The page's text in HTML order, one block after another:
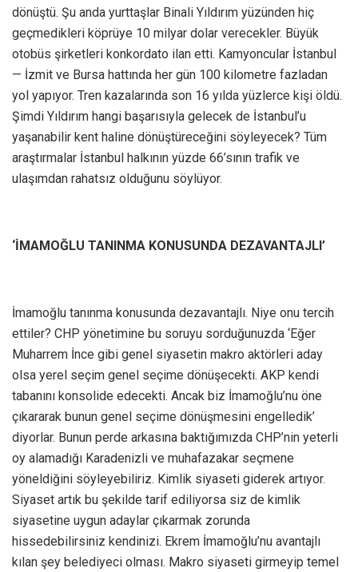
dönüştü. Şu anda yurttaşlar Binali Yıldırım yüzünden hiç
geçmedikleri köprüye 10 milyar dolar verecekler. Büyük
otobüs şirketleri konkordato ilan etti. Kamyoncular İstanbul
— İzmit ve Bursa hattında her gün 100 kilometre fazladan
yol yapıyor. Tren kazalarında son 16 yılda yüzlerce kişi öldü.
Şimdi Yıldırım hangi başarısıyla gelecek de İstanbul’u
yaşanabilir kent haline dönüştüreceğini söyleyecek? Tüm
araştırmalar İstanbul halkının yüzde 66’sının trafik ve
ulaşımdan rahatsız olduğunu söylüyor.
‘İMAMOĞLU TANINMA KONUSUNDA DEZAVANTAJLI’
İmamoğlu tanınma konusunda dezavantajlı. Niye onu tercih
ettiler? CHP yönetimine bu soruyu sorduğunuzda ‘Eğer
Muharrem İnce gibi genel siyasetin makro aktörleri aday
olsa yerel seçim genel seçime dönüşecekti. AKP kendi
tabanını konsolide edecekti. Ancak biz İmamoğlu’nu öne
çıkararak bunun genel seçime dönüşmesini engelledik’
diyorlar. Bunun perde arkasına baktığımızda CHP’nin yeterli
oy alamadığı Karadenizli ve muhafazakar seçmene
yöneldiğini söyleyebiliriz. Kimlik siyaseti giderek artıyor.
Siyaset artık bu şekilde tarif ediliyorsa siz de kimlik
siyasetine uygun adaylar çıkarmak zorunda
hissedebilirsiniz kendinizi. Ekrem İmamoğlu’nu avantajlı
kılan şey belediyeci olması. Makro siyaseti girmeyip temel